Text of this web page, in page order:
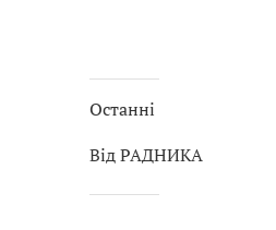
Останні
Від РАДНИКА